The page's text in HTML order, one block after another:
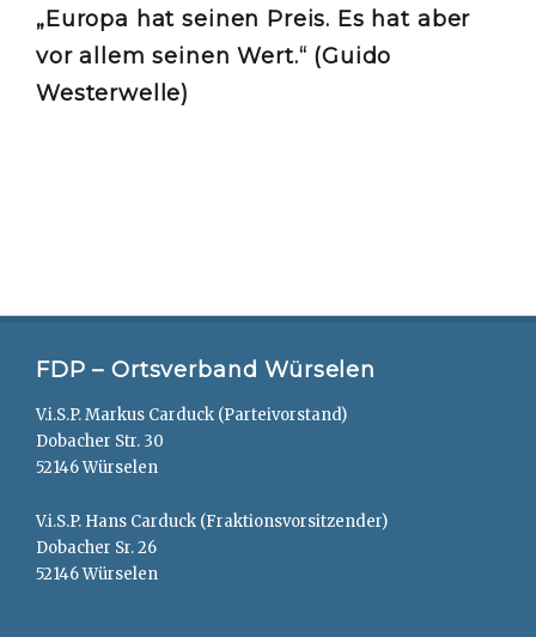
„Europa hat seinen Preis. Es hat aber
vor allem seinen Wert.“ (Guido
Westerwelle)
FDP – Ortsverband Würselen
V.i.S.P. Markus Carduck (Parteivorstand)
Dobacher Str. 30
52146 Würselen
V.i.S.P. Hans Carduck (Fraktionsvorsitzender)
Dobacher Sr. 26
52146 Würselen